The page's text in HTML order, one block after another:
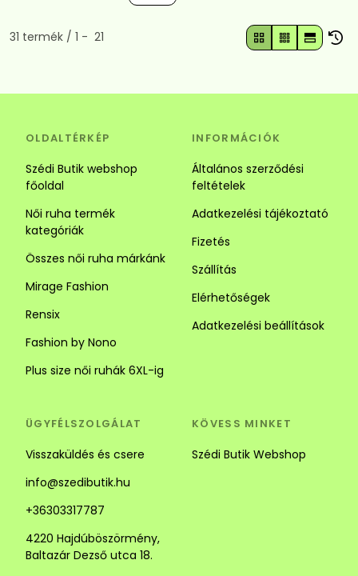
Összes termék a kategóriában
31 termék 1 21
OLDALTÉRKÉP
Szédi Butik webshop
főoldal
Női ruha termék
kategóriák
Összes női ruha márkánk
Mirage Fashion
Rensix
Fashion by Nono
Plus size női ruhák 6XL-ig
INFORMÁCIÓK
Általános szerződési
feltételek
Adatkezelési tájékoztató
Fizetés
Szállítás
Elérhetőségek
Adatkezelési beállítások
ÜGYFÉLSZOLGÁLAT
Visszaküldés és csere
info@szedibutik.hu
+36303317787
4220 Hajdúböszörmény,
Baltazár Dezső utca 18.
KÖVESS MINKET
Szédi Butik Webshop